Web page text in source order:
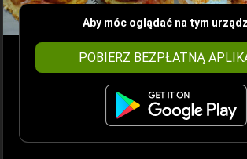
Aby móc oglądać na tym
POBIERZ BEZPŁATNĄ